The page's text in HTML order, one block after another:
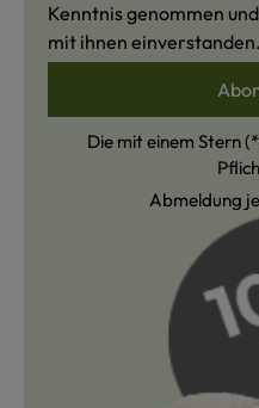
Kenntnis genommen
mit ihnen einverstanden.
Die mit einem Stern
Abmeldung